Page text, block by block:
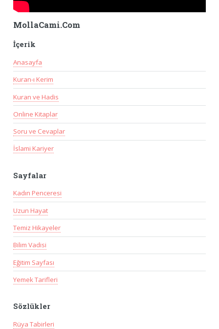
MollaCami.Com
İçerik
Anasayfa
Kuran-ı Kerim
Kuran ve Hadis
Online Kitaplar
Soru ve Cevaplar
İslami Kariyer
Sayfalar
Kadın Penceresi
Uzun Hayat
Temiz Hikayeler
Bilim Vadisi
Eğitim Sayfası
Yemek Tarifleri
Sözlükler
Rüya Tabirleri